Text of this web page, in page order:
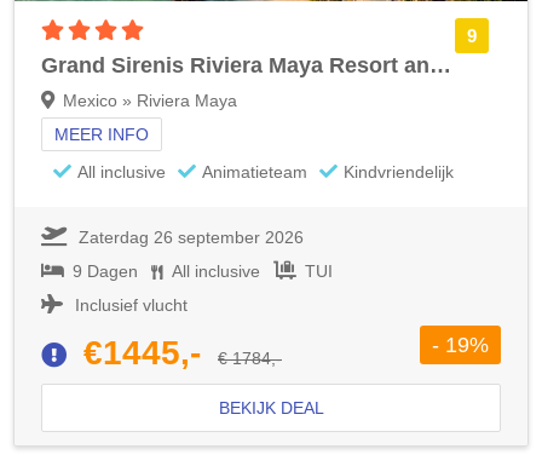
9
Grand Sirenis Riviera Maya Resort and Spa
Mexico » Riviera Maya
MEER INFO
All inclusive
Animatieteam Kindvriendelijk
Zaterdag 26 september 2026
9 Dagen
All inclusive
TUI
Inclusief vlucht
€1445,- € 1784,-
- 19%
BEKIJK DEAL